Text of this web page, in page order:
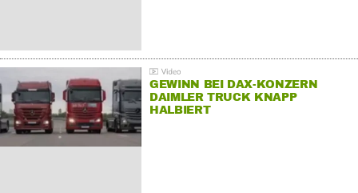
GEWINN BEI DAX-KONZERN
DAIMLER TRUCK KNAPP
HALBIERT